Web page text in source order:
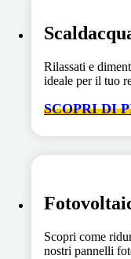
Rilassati e
ideale per il tuo
SCOPRI DI
Scopri come
nostri pannelli